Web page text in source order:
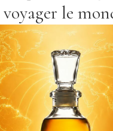
voyager le